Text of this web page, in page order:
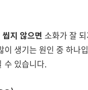
지 않으면 소화가 잘
이 생기는 원인 중 하나
수 있습니다.